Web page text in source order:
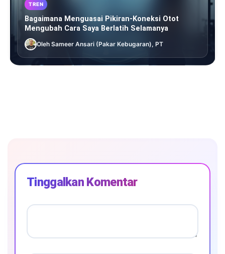
TREN
Bagaimana Menguasai Pikiran-Koneksi Otot
Mengubah Cara Saya Berlatih Selamanya
Oleh Sameer Ansari (Pakar Kebugaran), PT
Tinggalkan Komentar